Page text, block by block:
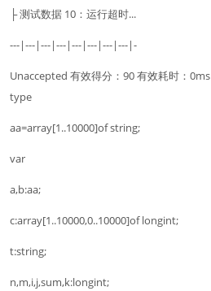
├ 测试数据 10：运行超时...
---|---|---|---|---|---|---|---|-
Unaccepted 有效得分：90 有效耗时：0ms
type
aa=array[1..10000]of string;
var
a,b:aa;
c:array[1..10000,0..10000]of longint;
t:string;
n,m,i,j,sum,k:longint;